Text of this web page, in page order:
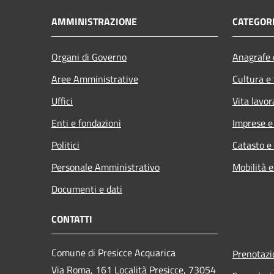
AMMINISTRAZIONE
Organi di Governo
Aree Amministrative
Uffici
Enti e fondazioni
Politici
Personale Amministrativo
Documenti e dati
Cultura
Vita
Imprese
Catasto
Mobilità
CONTATTI
Comune di Presicce Acquarica
Via Roma, 161 Località Presicce, 73054